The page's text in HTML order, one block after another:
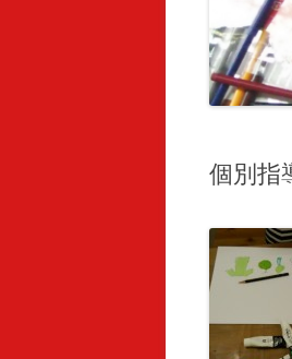
個別指